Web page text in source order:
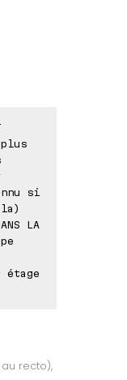
si
LA
étage
recto),